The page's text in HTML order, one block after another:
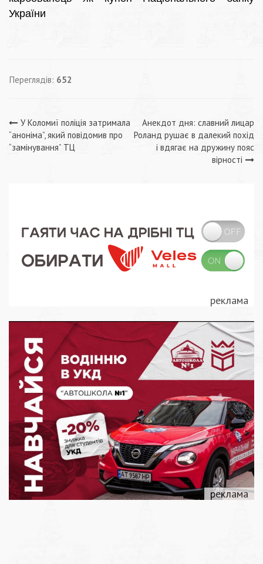
України
Переглядів: 652
Навігація
записів
У Коломиї поліція затримала
“аноніма”, який повідомив про
“замінування” ТЦ
Анекдот дня: славний лицар
Роланд рушає в далекий похід
і вдягає на дружину пояс
вірності